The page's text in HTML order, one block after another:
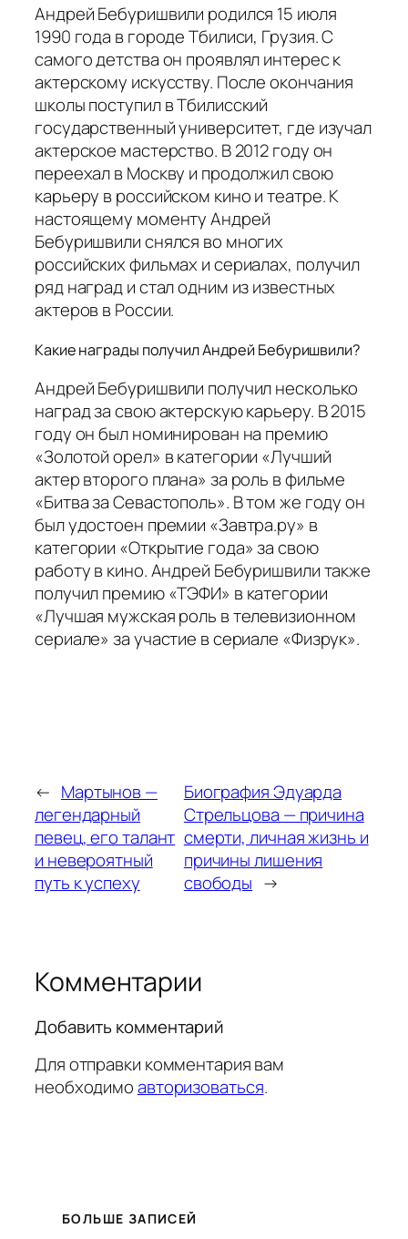
Андрей Бебуришвили родился 15 июля
1990 года в городе Тбилиси, Грузия. С
самого детства он проявлял интерес к
актерскому искусству. После окончания
школы поступил в Тбилисский
государственный университет, где изучал
актерское мастерство. В 2012 году он
переехал в Москву и продолжил свою
карьеру в российском кино и театре. К
настоящему моменту Андрей
Бебуришвили снялся во многих
российских фильмах и сериалах, получил
ряд наград и стал одним из известных
актеров в России.
Какие награды получил Андрей Бебуришвили?
Андрей Бебуришвили получил несколько
наград за свою актерскую карьеру. В 2015
году он был номинирован на премию
«Золотой орел» в категории «Лучший
актер второго плана» за роль в фильме
«Битва за Севастополь». В том же году он
был удостоен премии «Завтра.ру» в
категории «Открытие года» за свою
работу в кино. Андрей Бебуришвили также
получил премию «ТЭФИ» в категории
«Лучшая мужская роль в телевизионном
сериале» за участие в сериале «Физрук».
← Мартынов —
легендарный
певец, его талант
и невероятный
путь к успеху
Биография Эдуарда
Стрельцова — причина
смерти, личная жизнь и
причины лишения
свободы →
Комментарии
Добавить комментарий
Для отправки комментария вам
необходимоавторизоваться.
БОЛЬШЕ ЗАПИСЕЙ